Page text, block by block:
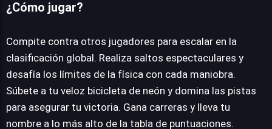
personal. A medida que compites, tendrás la
interminables carreteras. Estos valiosos recursos
permiten desbloquear y probar una variedad de motos
futuristas, cada una con sus propias características, y
mejorar tu vehículo actual para optimizar su
rendimiento. La búsqueda del récord perfecto y la
demostración de maestría en cada salto y curva
¿Cómo jugar?
Compite contra otros jugadores para escalar en la
clasificación global. Realiza saltos espectaculares y
desafía los límites de la física con cada maniobra.
Súbete a tu veloz bicicleta de neón y domina las pistas
para asegurar tu victoria. Gana carreras y lleva tu
nombre a lo más alto de la tabla de puntuaciones.